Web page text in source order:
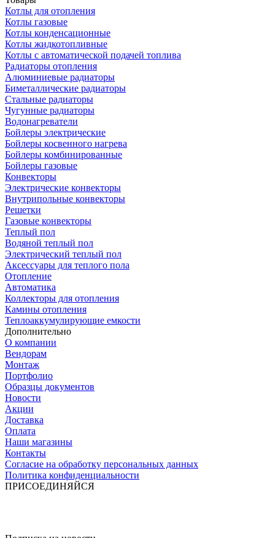
Котлы для отопления
Котлы газовые
Котлы конденсационные
Котлы жидкотопливные
Котлы с автоматической подачей топлива
Радиаторы отопления
Алюминиевые радиаторы
Биметаллические радиаторы
Стальные радиаторы
Чугунные радиаторы
Водонагреватели
Бойлеры электрические
Бойлеры косвенного нагрева
Бойлеры комбинированные
Бойлеры газовые
Конвекторы
Электрические конвекторы
Внутрипольные конвекторы
Решетки
Газовые конвекторы
Теплый пол
Водяной теплый пол
Электрический теплый пол
Аксессуары для теплого пола
Отопление
Автоматика
Коллекторы для отопления
Камины отопления
Теплоаккумулирующие емкости
Дополнительно
О компании
Вендорам
Монтаж
Портфолио
Образцы документов
Новости
Акции
Доставка
Оплата
Наши магазины
Контакты
Согласие на обработку персональных данных
Политика конфиденциальности
ПРИСОЕДИНЯЙСЯ